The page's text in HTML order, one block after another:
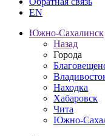
EN
Южно-Сахалинск
Назад
Города
Находка
Хабаровск
Чита
Южно-